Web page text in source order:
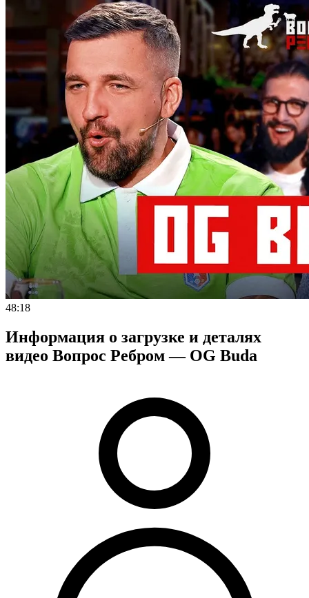
48:18
Информация о загрузке и деталях
видео Вопрос Ребром — OG Buda